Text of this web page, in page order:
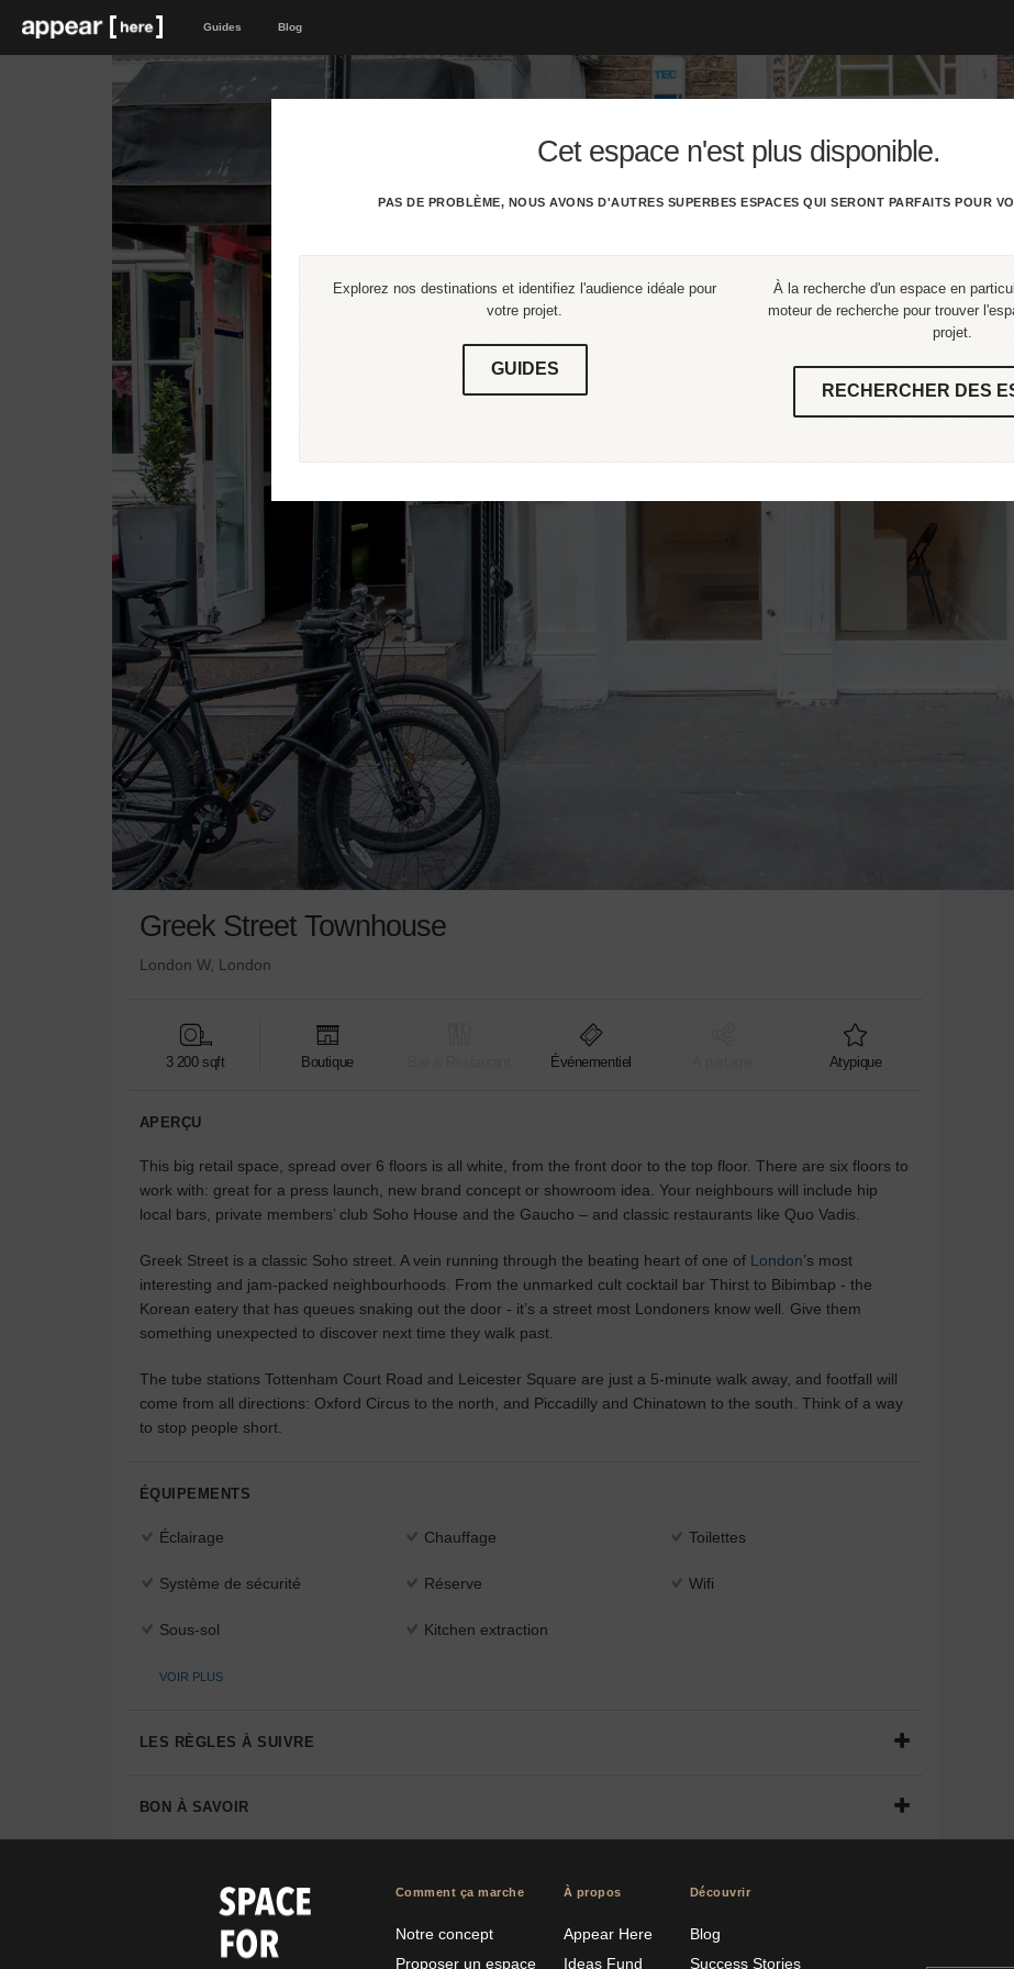
Guides Blog
Cet espace n'est plus disponible.
PAS DE PROBLÈME, NOUS AVONS D'AUTRES SUPERBES ESPACES QUI SERONT PARFAITS POUR
Explorez nos destinations et identifiez l'audience idéale pour
votre projet.
GUIDES
À la recherche d'un espace en
moteur de recherche pour trouver
projet.
RECHERCHER DES
Greek Street Townhouse
London W, London
3 200 sqft Boutique Événementiel Atypique
APERÇU
This big retail space, spread over 6 floors is all white, from the front door to the top floor. There are six floors to
work with: great for a press launch, new brand concept or showroom idea. Your neighbours will include hip
local bars, private members’ club Soho House and the Gaucho – and classic restaurants like Quo Vadis.
Greek Street is a classic Soho street. A vein running through the beating heart of one of London’s most
interesting and jam-packed neighbourhoods. From the unmarked cult cocktail bar Thirst to Bibimbap - the
Korean eatery that has queues snaking out the door - it’s a street most Londoners know well. Give them
something unexpected to discover next time they walk past.
The tube stations Tottenham Court Road and Leicester Square are just a 5-minute walk away, and footfall will
come from all directions: Oxford Circus to the north, and Piccadilly and Chinatown to the south. Think of a way
to stop people short.
ÉQUIPEMENTS
Éclairage Chauffage Toilettes
Système de sécurité Réserve Wifi
Sous-sol Kitchen extraction
VOIR PLUS
LES RÈGLES À SUIVRE
BON À SAVOIR
Comment ça marche
Notre concept
Proposer un espace
À propos
Appear Here
Ideas Fund
Découvrir
Blog
Success Stories